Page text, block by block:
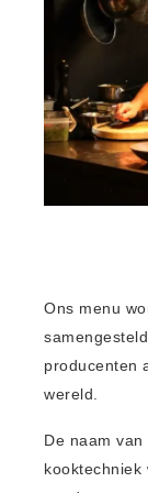
Ons menu
producenten
wereld.
De naam
kooktechniek